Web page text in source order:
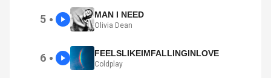
5 ● MAN I NEED
Olivia Dean
6 ● FEELSLIKEIMFALLINGINLOVE
Coldplay